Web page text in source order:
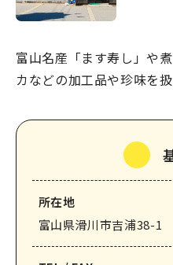
写真で見るなめりかわ
滑川とホタルイカ
なめりかわ"達人"名鑑
なめりかわ観光パートナ
会員入会案内
会員紹介
富山名産「ます寿し」や
カなどの加工品や珍味を扱
所在地
富山県滑川市吉浦38-1